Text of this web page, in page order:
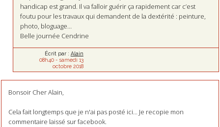
handicap est grand. Il va falloir guérir ça rapidement car c’est
foutu pour les travaux qui demandent de la dextérité : peinture,
photo, bloguage…
Belle journée Cendrine
Écrit par : Alain
08h40- samedi 13
octobre 2018
Bonsoir Cher Alain,
Cela fait longtemps que je n'ai pas posté ici... Je recopie mon
commentaire laissé sur facebook.